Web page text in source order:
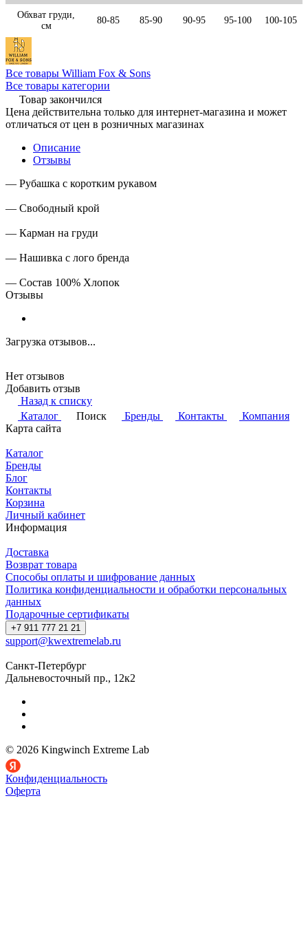
Обхват груди,
см
80-85 85-90 90-95 95-100 100-105
Все товары William Fox & Sons
Все товары категории
Товар закончился
Цена действительна только для интернет-магазина и может
отличаться от цен в розничных магазинах
Описание
Отзывы
— Рубашка с коротким рукавом
— Свободный крой
— Карман на груди
— Нашивка с лого бренда
— Состав 100% Хлопок
Отзывы
Загрузка отзывов...
Нет отзывов
Добавить отзыв
Назад к списку
Каталог
Поиск Бренды Контакты
Компания
Карта сайта
Каталог
Бренды
Блог
Контакты
Корзина
Личный кабинет
Информация
Доставка
Возврат товара
Способы оплаты и шифрование данных
Политика конфиденциальности и обработки персональных
данных
Подарочные сертификаты
+7 911 777 21 21
support@kwextremelab.ru
Санкт-Петербург
Дальневосточный пр., 12к2
© 2026 Kingwinch Extreme Lab
Конфиденциальность
Оферта